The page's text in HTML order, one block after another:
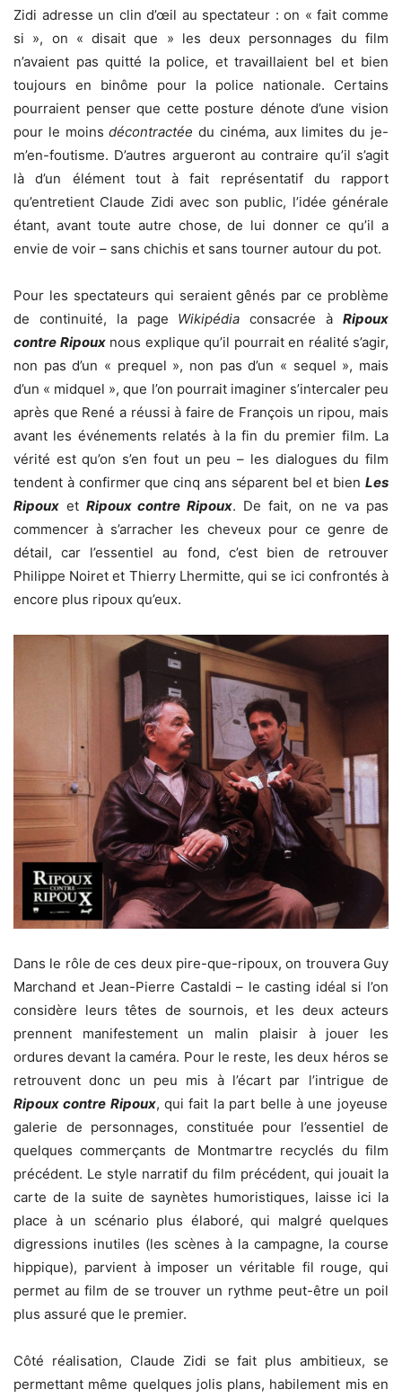
Zidi adresse un clin d’œil au spectateur : on « fait comme
si », on « disait que » les deux personnages du film
n’avaient pas quitté la police, et travaillaient bel et bien
toujours en binôme pour la police nationale. Certains
pourraient penser que cette posture dénote d’une vision
pour le moinsdécontractée du cinéma, aux limites du je-
m’en-foutisme. D’autres argueront au contraire qu’il s’agit
là d’un élément tout à fait représentatif du rapport
qu’entretient Claude Zidi avec son public, l’idée générale
étant, avant toute autre chose, de lui donner ce qu’il a
envie de voir – sans chichis et sans tourner autour du pot.
Pour les spectateurs qui seraient gênés par ce problème
de continuité, la page Wikipédia consacrée àRipoux
contre Ripouxnous explique qu’il pourrait en réalité s’agir,
non pas d’un « prequel », non pas d’un « sequel », mais
d’un « midquel », que l’on pourrait imaginer s’intercaler peu
après que René a réussi à faire de François un ripou, mais
avant les événements relatés à la fin du premier film. La
vérité est qu’on s’en fout un peu – les dialogues du film
tendent à confirmer que cinq ans séparent bel et bien Les
Ripoux et Ripoux contre Ripoux. De fait, on ne va pas
commencer à s’arracher les cheveux pour ce genre de
détail, car l’essentiel au fond, c’est bien de retrouver
Philippe Noiret et Thierry Lhermitte, qui se ici confrontés à
encore plus ripoux qu’eux.
Dans le rôle de ces deux pire-que-ripoux, on trouvera Guy
Marchand et Jean-Pierre Castaldi – le casting idéal si l’on
considère leurs têtes de sournois, et les deux acteurs
prennent manifestement un malin plaisir à jouer les
ordures devant la caméra. Pour le reste, les deux héros se
retrouvent donc un peu mis à l’écart par l’intrigue de
Ripoux contre Ripoux, qui fait la part belle à une joyeuse
galerie de personnages, constituée pour l’essentiel de
quelques commerçants de Montmartre recyclés du film
précédent. Le style narratif du film précédent, qui jouait la
carte de la suite de saynètes humoristiques, laisse ici la
place à un scénario plus élaboré, qui malgré quelques
digressions inutiles (les scènes à la campagne, la course
hippique), parvient à imposer un véritable fil rouge, qui
permet au film de se trouver un rythme peut-être un poil
plus assuré que le premier.
Côté réalisation, Claude Zidi se fait plus ambitieux, se
permettant même quelques jolis plans, habilement mis en